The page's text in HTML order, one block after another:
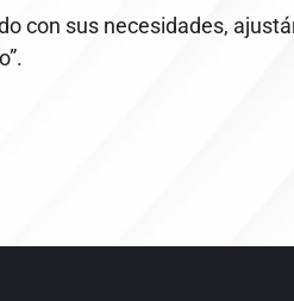
con sus necesidades,